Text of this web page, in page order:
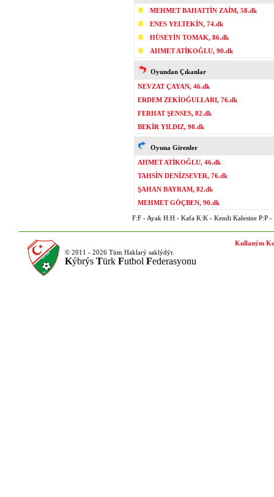
MEHMET BAHATTİN ZAİM, 58.dk
ENES YELTEKİN, 74.dk
HÜSEYİN TOMAK, 86.dk
AHMET ATİKOĞLU, 90.dk
Oyundan Çıkanlar
NEVZAT ÇAYAN, 46.dk
ERDEM ZEKİOĞULLARI, 76.dk
FERHAT ŞENSES, 82.dk
BEKİR YILDIZ, 90.dk
Oyuna Girenler
AHMET ATİKOĞLU, 46.dk
TAHSİN DENİZSEVER, 76.dk
ŞAHAN BAYRAM, 82.dk
MEHMET GÖÇBEN, 90.dk
F:F - Ayak H:H - Kafa K:K - Kendi Kalesine P:P -
© 2011 - 2026 Tüm Haklarý saklýdýr.
Kýbrýs Türk Futbol Federasyonu
Kullaným